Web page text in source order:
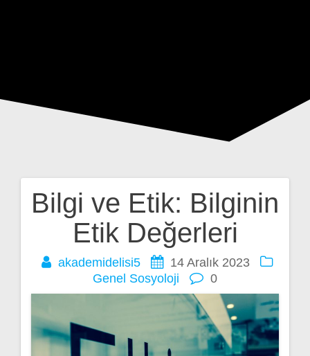
Bilgi ve Etik: Bilginin
Etik Değerleri
akademidelisi5
14 Aralık 2023
Genel Sosyoloji 0
Yazı
gezinmesi